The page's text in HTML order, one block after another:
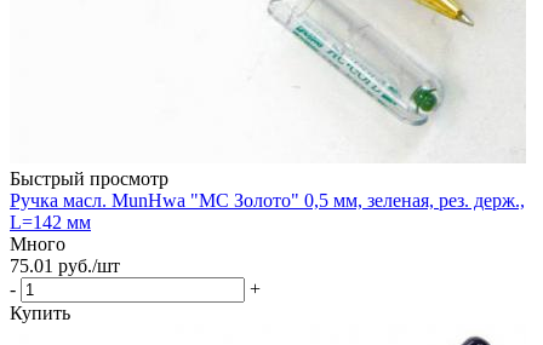
Быстрый просмотр
Ручка масл. MunHwa "MC Золото" 0,5 мм, зеленая, рез. держ.,
L=142 мм
Много
75.01 руб./шт
-
+
Купить